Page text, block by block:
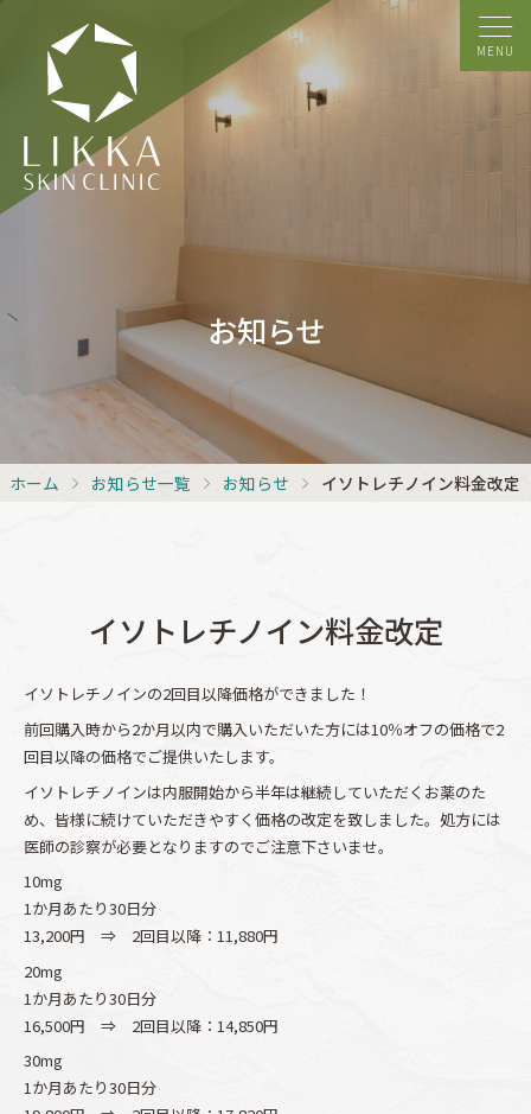
MENU
お知らせ
ホーム お知らせ一覧 お知らせ イソトレチノイン料金改定
イソトレチノイン料金改定
イソトレチノインの2回目以降価格ができました！
前回購入時から2か月以内で購入いただいた方には10％オフの価格で2
回目以降の価格でご提供いたします。
イソトレチノインは内服開始から半年は継続していただくお薬のた
め、皆様に続けていただきやすく価格の改定を致しました。処方には
医師の診察が必要となりますのでご注意下さいませ。
10mg
1か月あたり30日分
13,200円 ⇒ 2回目以降：11,880円
20mg
1か月あたり30日分
16,500円 ⇒ 2回目以降：14,850円
30mg
1か月あたり30日分